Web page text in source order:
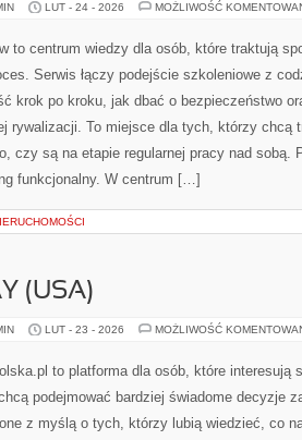
LUT - 24 - 2026 MOŻLIWOŚĆ
to centrum wiedzy dla osób, które traktują
Serwis łączy podejście szkoleniowe z
krok po kroku, jak dbać o bezpieczeństwo
rywalizacji. To miejsce dla tych, którzy chcą
czy są na etapie regularnej pracy nad sobą.
funkcjonalny. W centrum […]
(USA)
LUT - 23 - 2026 MOŻLIWOŚĆ
to platforma dla osób, które interesują
podejmować bardziej świadome decyzje
z myślą o tych, którzy lubią wiedzieć, co